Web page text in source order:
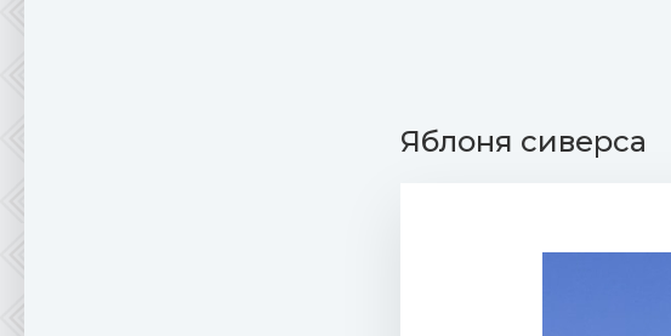
Яблоня сиверса